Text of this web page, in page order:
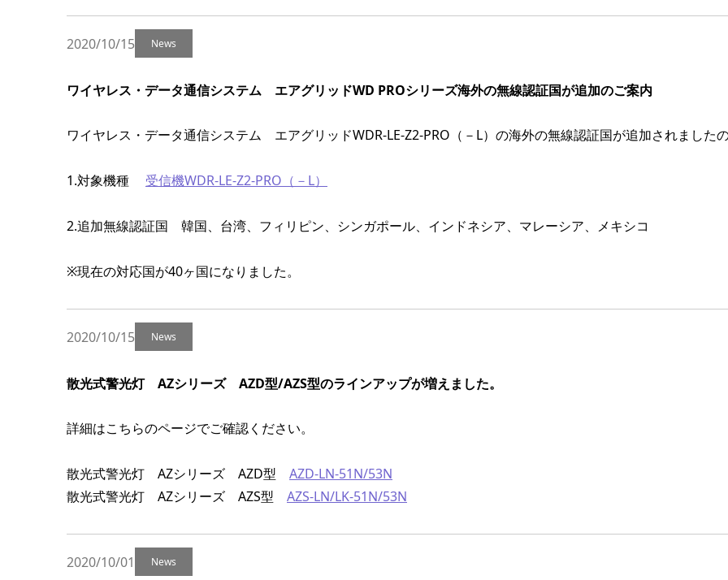
2020/10/15 News
ワイヤレス・データ通信システム エアグリッドWD PROシリーズ海外の無線認証国が追加のご案内
ワイヤレス・データ通信システム エアグリッドWDR-LE-Z2-PRO（－L）の海外の無線認証国が追加されましたの
1.対象機種 受信機WDR-LE-Z2-PRO（－L）
2.追加無線認証国 韓国、台湾、フィリピン、シンガポール、インドネシア、マレーシア、メキシコ
※現在の対応国が40ヶ国になりました。
2020/10/15 News
散光式警光灯 AZシリーズ AZD型/AZS型のラインアップが増えました。
詳細はこちらのページでご確認ください。
散光式警光灯 AZシリーズ AZD型 AZD-LN-51N/53N
散光式警光灯 AZシリーズ AZS型 AZS-LN/LK-51N/53N
2020/10/01 News